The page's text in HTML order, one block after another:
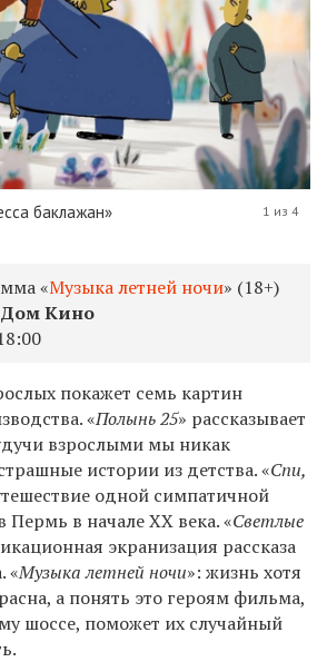
баклажан» 1 из 4
«Музыка летней ночи» (18+)
Дом Кино
покажет семь картин
«Полынь 25» рассказывает
взрослыми мы никак
истории из детства. «Спи,
одной симпатичной
в начале XX века. «Светлые
экранизация рассказа
«Музыка летней ночи»: жизнь хотя
а понять это героям фильма,
шоссе, поможет их случайный